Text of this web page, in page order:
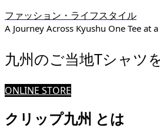
ファッション・ライフスタイル
A Journey Across Kyushu One Tee at
九州のご当地Tシャツ
ONLINE STORE
クリップ九州 とは